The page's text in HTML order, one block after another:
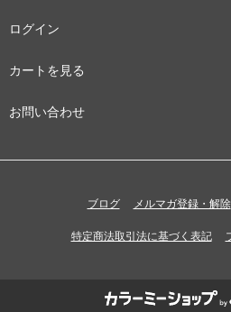
ログイン
カートを見る
お問い合わせ
ブログ メルマガ登録・解除
特定商法取引法に基づく表記